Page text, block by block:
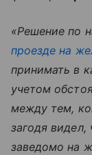
«Решение по
проезде на
принимать в
учетом
между тем,
загодя видел,
заведомо на